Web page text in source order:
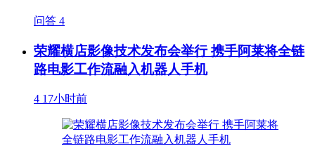
问答 4
荣耀横店影像技术发布会举行 携手阿莱将全链
路电影工作流融入机器人手机
4 17小时前